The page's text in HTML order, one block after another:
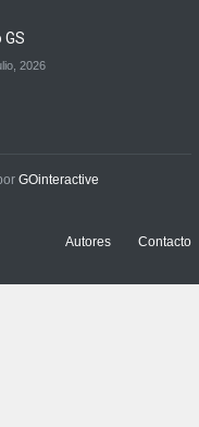
GS
2026
GOinteractive
Autores Contacto